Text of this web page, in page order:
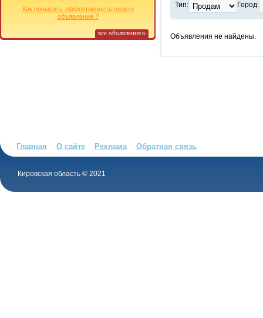
Как повысить эффективность своего
объявления ?
все объявления
Тип: Город:
Объявления не найдены.
Главная О сайте Реклама Обратная связь
Кировская область © 2021